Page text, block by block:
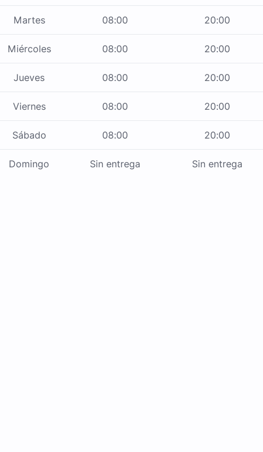
Martes 08:00 20:00
Miércoles 08:00 20:00
Jueves 08:00 20:00
Viernes 08:00 20:00
Sábado 08:00 20:00
Domingo Sin entrega Sin entrega